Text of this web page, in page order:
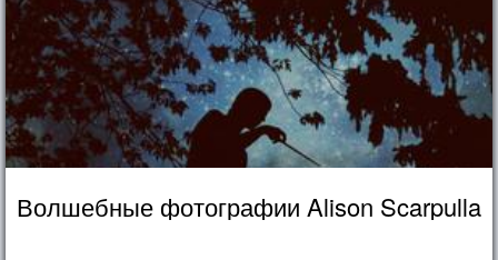
Волшебные фотографии Alison Scarpulla